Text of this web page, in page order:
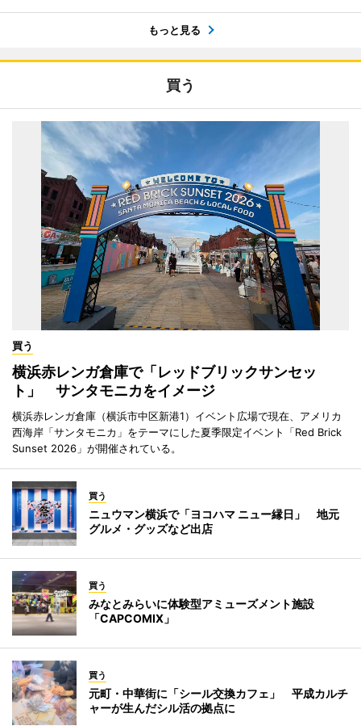
もっと見る
買う
買う
横浜赤レンガ倉庫で「レッドブリックサンセッ
ト」 サンタモニカをイメージ
横浜赤レンガ倉庫（横浜市中区新港1）イベント広場で現在、アメリカ
西海岸「サンタモニカ」をテーマにした夏季限定イベント「Red Brick
Sunset 2026」が開催されている。
買う
ニュウマン横浜で「ヨコハマ ニュー縁日」 地元
グルメ・グッズなど出店
買う
みなとみらいに体験型アミューズメント施設
「CAPCOMIX」
買う
元町・中華街に「シール交換カフェ」 平成カルチ
ャーが生んだシル活の拠点に